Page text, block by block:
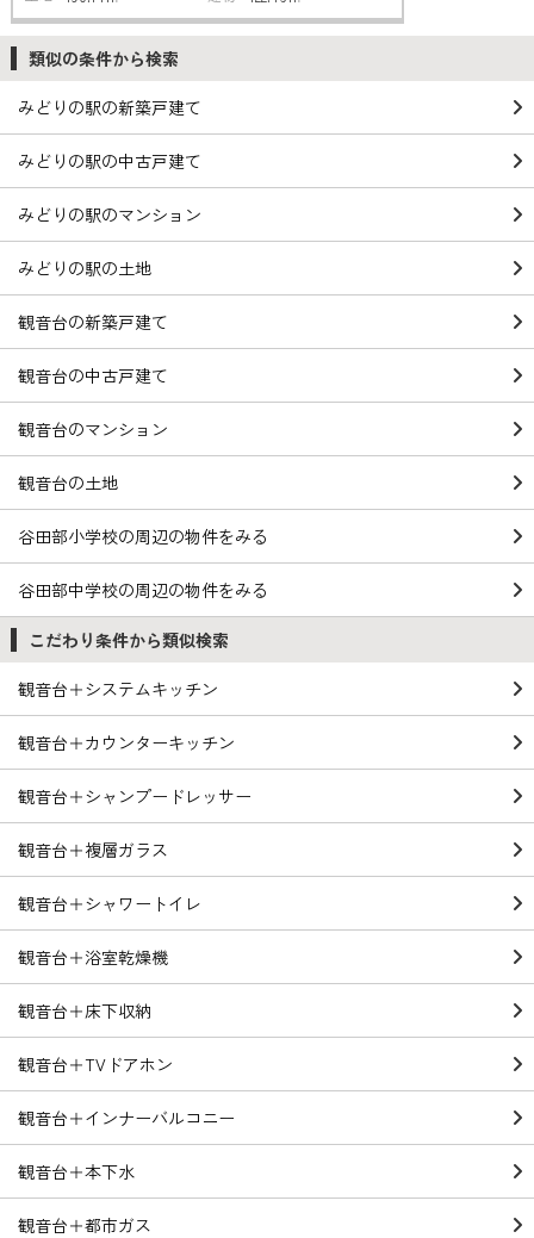
類似の条件から検索
みどりの駅の新築戸建て
みどりの駅の中古戸建て
みどりの駅のマンション
みどりの駅の土地
観音台の新築戸建て
観音台の中古戸建て
観音台のマンション
観音台の土地
谷田部小学校の周辺の物件をみる
谷田部中学校の周辺の物件をみる
こだわり条件から類似検索
観音台＋システムキッチン
観音台＋カウンターキッチン
観音台＋シャンプードレッサー
観音台＋複層ガラス
観音台＋シャワートイレ
観音台＋浴室乾燥機
観音台＋床下収納
観音台＋TVドアホン
観音台＋インナーバルコニー
観音台＋本下水
観音台＋都市ガス